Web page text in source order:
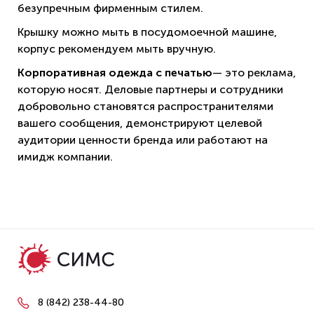
безупречным фирменным стилем.
Крышку можно мыть в посудомоечной машине,
корпус рекомендуем мыть вручную.
Корпоративная одежда с печатью— это реклама,
которую носят. Деловые партнеры и сотрудники
добровольно становятся распространителями
вашего сообщения, демонстрируют целевой
аудитории ценности бренда или работают на
имидж компании.
8 (842) 238-44-80